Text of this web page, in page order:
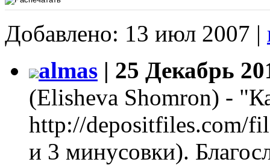
Добавлено: 13 июл 2007 |
almas | 25 Декабрь
(Elisheva Shomron) -
http://depositfiles.com/
и 3 минусовки).